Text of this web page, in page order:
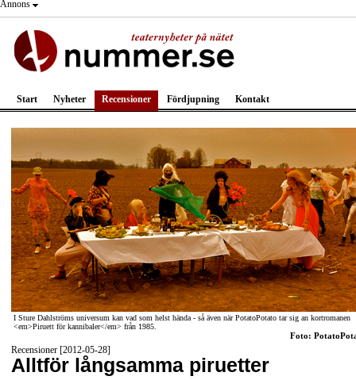
Annons
Start Nyheter Recensioner Fördjupning Kontakt
I Sture Dahlströms universum kan vad som helst hända - så även när PotatoPotato tar sig an kortromanen
<em>Piruett för kannibaler</em> från 1985.
Foto:
Recensioner [2012-05-28]
Alltför långsamma piruetter